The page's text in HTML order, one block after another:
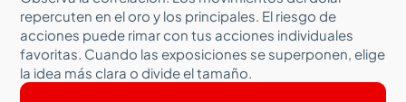
repercuten en el oro y los principales. El riesgo de
acciones puede rimar con tus acciones individuales
favoritas. Cuando las exposiciones se superponen, elige
la idea más clara o divide el tamaño.